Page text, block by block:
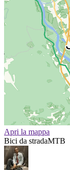
Apri la mappa
Bici da stradaMTB